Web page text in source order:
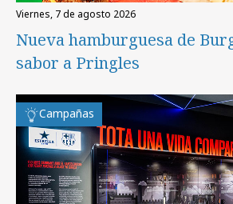
viernes, 7 de agosto 2026
Nueva hamburguesa de
sabor a Pringles
Campañas